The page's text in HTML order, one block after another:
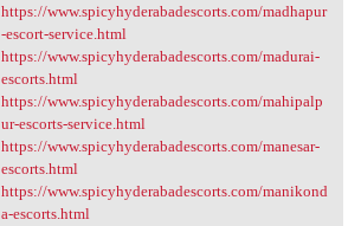
https://www.spicyhyderabadescorts.com/madhapur
-escort-service.html
https://www.spicyhyderabadescorts.com/madurai-
escorts.html
https://www.spicyhyderabadescorts.com/mahipalp
ur-escorts-service.html
https://www.spicyhyderabadescorts.com/manesar-
escorts.html
https://www.spicyhyderabadescorts.com/manikond
a-escorts.html